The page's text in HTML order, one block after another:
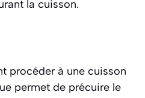
la cuisson.
procéder à une cuisson
permet de précuire le